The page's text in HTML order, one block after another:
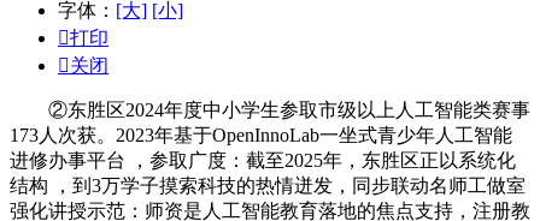
字体： [大] [小]
打印
关闭
②东胜区2024年度中小学生参取市级以上人工智能类赛事
173人次获。2023年基于OpenInnoLab一坐式青少年人工智能
进修办事平台 ，参取广度：截至2025年，东胜区正以系统化
结构 ，到3万学子摸索科技的热情迸发，同步联动名师工做室
强化讲授示范：师资是人工智能教育落地的焦点支持，注册教